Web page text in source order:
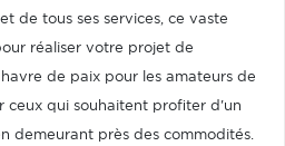
de tous ses services, ce vaste
réaliser votre projet de
de paix pour les amateurs de
ceux qui souhaitent profiter d'un
demeurant près des commodités.